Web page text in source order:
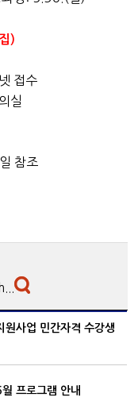
)
접수
실
참조
원사업 민간자격 수강생
프로그램 안내